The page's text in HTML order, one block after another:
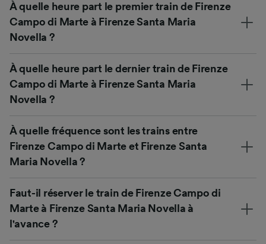
À quelle heure part le premier train de Firenze
Campo di Marte à Firenze Santa Maria
Novella ?
À quelle heure part le dernier train de Firenze
Campo di Marte à Firenze Santa Maria
Novella ?
À quelle fréquence sont les trains entre
Firenze Campo di Marte et Firenze Santa
Maria Novella ?
Faut-il réserver le train de Firenze Campo di
Marte à Firenze Santa Maria Novella à
l'avance ?